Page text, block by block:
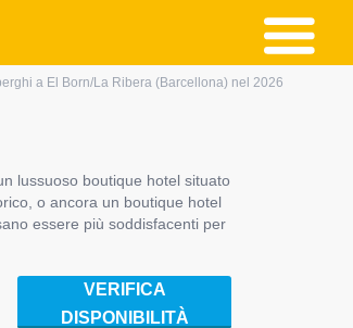
a El Born/La Ribera (Barcellona) nel 2026
lussuoso boutique hotel situato
o ancora un boutique hotel
essere più soddisfacenti per
VERIFICA
DISPONIBILITÀ